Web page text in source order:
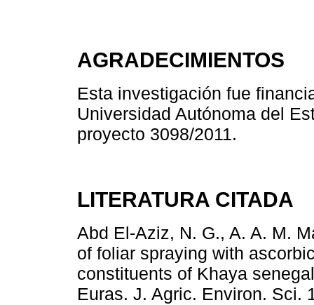
AGRADECIMIENTOS
Esta investigación fue
Universidad Autónoma del
proyecto 3098/2011.
LITERATURA CITADA
Abd El-Aziz, N. G., A. A. M.
of foliar spraying with
constituents of Khaya
Euras. J. Agric. Environ. Sci.